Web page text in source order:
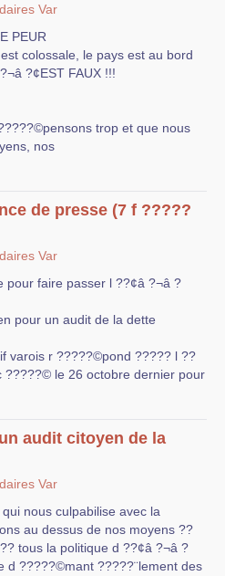
Var
PEUR
colossale, le pays est au bord
?¢EST FAUX !!!
trop et que nous
nos
de presse (7 f ?????
Var
pour faire passer l ??¢â ?¬â ?
pour un audit de la dette
varois r ?????©pond ????? l ??
?????© le 26 octobre dernier pour
audit citoyen de la
Var
nous culpabilise avec la
au dessus de nos moyens ??
tous la politique d ??¢â ?¬â ?
d ?????©mant ?????¨lement des